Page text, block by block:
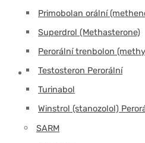
Primobolan orální
Superdrol (Methasterone)
Perorální trenbolon
Testosteron Perorální
Turinabol
Winstrol (stanozolol)
SARM